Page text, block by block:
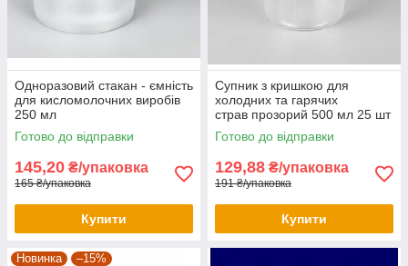
Одноразовий стакан - ємність
для кисломолочних виробів
250 мл
Готово до відправки
145,20 ₴/упаковка
165 ₴/упаковка
Купити
Супник з кришкою для
холодних та гарячих
страв прозорий 500 мл 25 шт
Готово до відправки
129,88 ₴/упаковка
191 ₴/упаковка
Купити
Новинка –15%